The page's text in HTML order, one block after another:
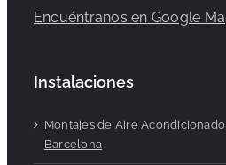
Encuéntranos en Google
Instalaciones
Montajes de Aire
Barcelona